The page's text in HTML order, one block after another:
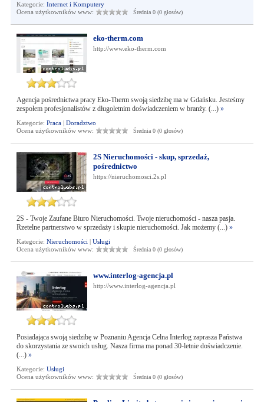
Kategorie: Internet i Komputery
Ocena użytkowników www:
Średnia 0 (0 głosów)
eko-therm.com
http://www.eko-therm.com
Agencja pośrednictwa pracy Eko-Therm swoją siedzibę ma w Gdańsku. Jesteśmy
zespołem profesjonalistów z długoletnim doświadczeniem w branży. (...) »
Kategorie: Praca| Doradztwo
Ocena użytkowników www:
Średnia 0 (0 głosów)
2S Nieruchomości - skup, sprzedaż,
pośrednictwo
https://nieruchomosci.2s.pl
2S - Twoje Zaufane Biuro Nieruchomości. Twoje nieruchomości - nasza pasja.
Rzetelne partnerstwo w sprzedaży i skupie nieruchomości. Jak możemy (...) »
Kategorie: Nieruchomości | Usługi
Ocena użytkowników www:
Średnia 0 (0 głosów)
www.interlog-agencja.pl
http://www.interlog-agencja.pl
Posiadająca swoją siedzibę w Poznaniu Agencja Celna Interlog zaprasza Państwa
do skorzystania ze swoich usług. Nasza firma ma ponad 30-letnie doświadczenie.
(...) »
Kategorie: Usługi
Ocena użytkowników www:
Średnia 0 (0 głosów)